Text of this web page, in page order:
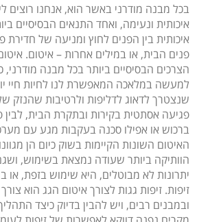
בכל מבנה מודרני באשר הוא, אנחנו רוצים
איכותית ונעימה, ואחד התנאים הבסיסיים
איכותית בין הפנים לחוץ ומניעה של חדירת
פנים הבית, או במילים אחרות – איטום.
הצרכים הבסיסיים ביותר בכל מבנה
למעשה במלאכה המאפשרת לנו לחיות חיי
שנצטרך לדאוג לדליפות ולרטיבות שהנזק
פגיעה אסתטית בקירות ובתקרת הבית,
ברכוש או אפילו סכנה בעקבות מגע עם
האיטום השונות הקיימות בשוק כיום הן
הוותיקה ביותר שעודה נמצאת בשימוש,
יתרונות לא מבוטלים, היא שימוש בזפת, או
זיפות. זיפות גגות לצורך איטום הגג הוא
ובמבנים רבים, ויש להבין בדיוק כיצד